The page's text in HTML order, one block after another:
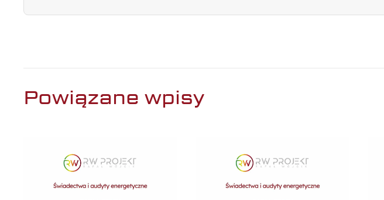
Powiązane wpisy